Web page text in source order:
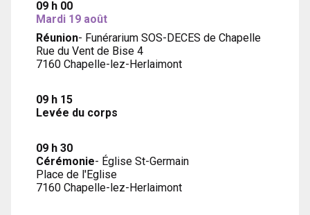
09 h 00
Mardi 19 août
Réunion- Funérarium SOS-DECES de Chapelle
Rue du Vent de Bise 4
7160 Chapelle-lez-Herlaimont
09 h 15
Levée du corps
09 h 30
Cérémonie- Église St-Germain
Place de l'Eglise
7160 Chapelle-lez-Herlaimont